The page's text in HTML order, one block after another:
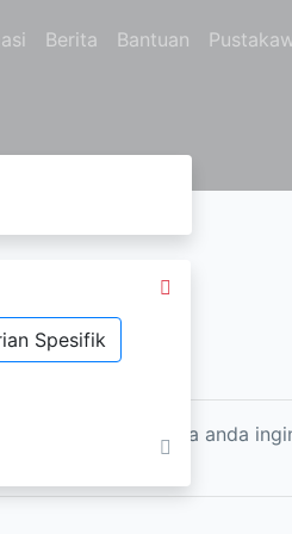
Berita Bantuan
Spesifik
termasuk anda. jika anda